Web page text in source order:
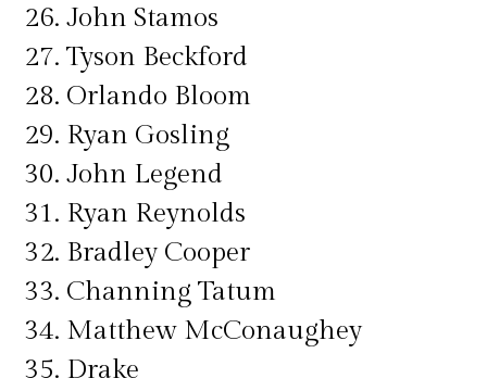
26. John Stamos
27. Tyson Beckford
28. Orlando Bloom
29. Ryan Gosling
30. John Legend
31. Ryan Reynolds
32. Bradley Cooper
33. Channing Tatum
34. Matthew McConaughey
35. Drake